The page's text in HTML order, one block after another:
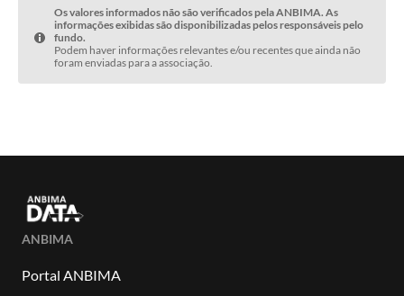
Os valores informados não são verificados pela ANBIMA. As
informações exibidas são disponibilizadas pelos responsáveis pelo
fundo.
Podem haver informações relevantes e/ou recentes que ainda não
foram enviadas para a associação.
ANBIMA
Portal ANBIMA